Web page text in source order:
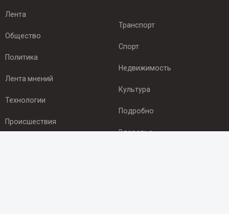
Лента
Общество
Политика
Лента мнений
Технологии
Происшествия
Транспорт
Спорт
Недвижимость
Культура
Подробно
Здоровье